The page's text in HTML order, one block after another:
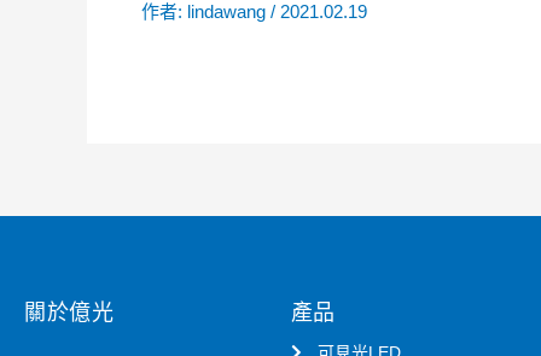
作者: lindawang / 2021.02.19
關於億光 產品